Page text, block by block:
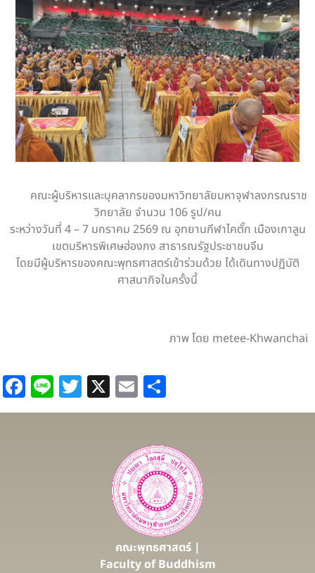
คณะผู้บริหารและบุคลากรของมหาวิทยาลัยมหาจุฬาลงกรณราช
วิทยาลัย จำนวน 106 รูป/คน
ระหว่างวันที่ 4 – 7 มกราคม 2569 ณ อุทยานกีฬาไคตั๊ก เมืองเกาลูน
เขตบริหารพิเศษฮ่องกง สาธารณรัฐประชาชนจีน
โดยมีผู้บริหารของคณะพุทธศาสตร์เข้าร่วมด้วย ได้เดินทางปฏิบัติ
ศาสนากิจในครั้งนี้
ภาพ โดย metee-Khwanchai
Facebook
LineTwitter
X Email
คณะพุทธศาสตร์ |
Faculty of Buddhism